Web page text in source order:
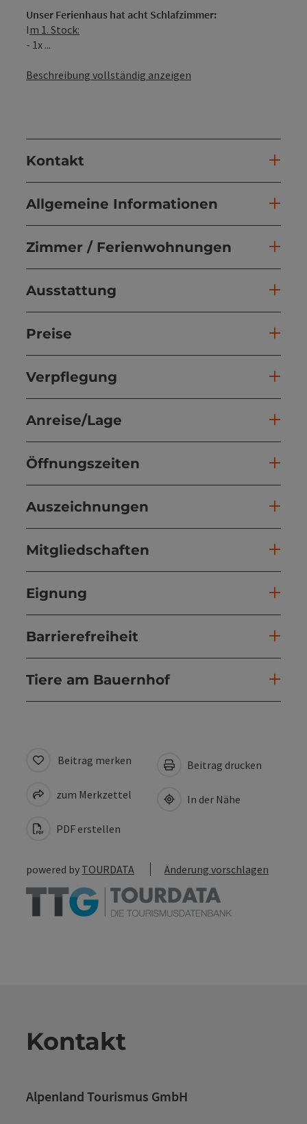
Unser Ferienhaus hat acht Schlafzimmer:
Im 1. Stock:
- 1x ...
Beschreibung vollständig anzeigen
Kontakt
Allgemeine Informationen
Zimmer / Ferienwohnungen
Ausstattung
Preise
Verpflegung
Anreise/Lage
Öffnungszeiten
Auszeichnungen
Mitgliedschaften
Eignung
Barrierefreiheit
Tiere am Bauernhof
Beitrag merken
zum Merkzettel
PDF erstellen
Beitrag drucken
In der Nähe
powered by TOURDATA Änderung vorschlagen
Kontakt
Alpenland Tourismus GmbH